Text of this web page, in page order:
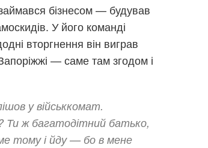
бізнесом — будував
У його команді
вторгнення він виграв
— саме там згодом і
у військкомат.
ж багатодітний батько,
тому і йду — бо в мене